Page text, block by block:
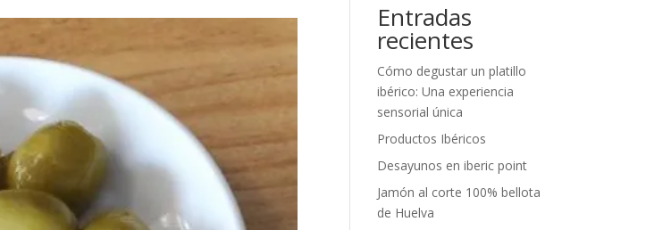
Entradas
recientes
Cómo degustar un platillo
ibérico: Una experiencia
sensorial única
Productos Ibéricos
Desayunos en iberic point
Jamón al corte 100% bellota
de Huelva